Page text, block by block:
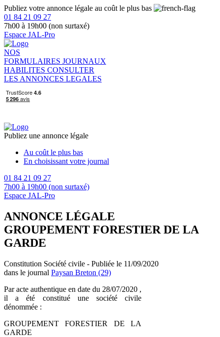
Publiez votre annonce légale au coût le plus bas
01 84 21 09 27
7h00 à 19h00 (non surtaxé)
Espace JAL-Pro
NOS
FORMULAIRES JOURNAUX
HABILITES CONSULTER
LES ANNONCES LEGALES
Publiez une annonce légale
Au coût le plus bas
En choisissant votre journal
01 84 21 09 27
7h00 à 19h00 (non surtaxé)
Espace JAL-Pro
ANNONCE LÉGALE
GROUPEMENT FORESTIER DE LA
GARDE
Constitution Société civile - Publiée le 11/09/2020
dans le journal Paysan Breton (29)
Par acte authentique en date du 28/07/2020 ,
il a été constitué une société civile
dénommée :
GROUPEMENT FORESTIER DE LA
GARDE